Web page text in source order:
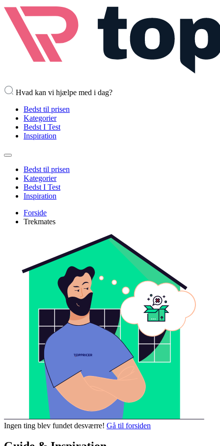
Hvad kan vi hjælpe med i dag?
Bedst til prisen
Kategorier
Bedst I Test
Inspiration
Bedst til prisen
Kategorier
Bedst I Test
Inspiration
Forside
Trekmates
Ingen ting blev fundet desværre! Gå til forsiden